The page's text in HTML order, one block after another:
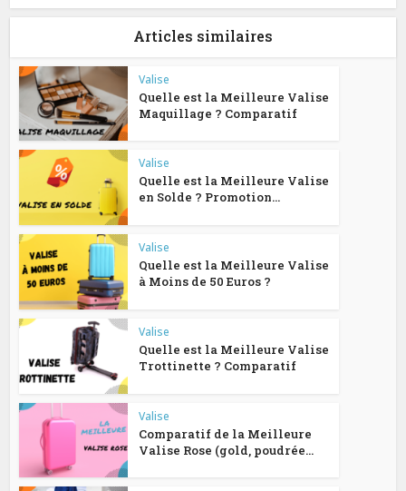
Articles similaires
Valise
Quelle est la Meilleure Valise
Maquillage ? Comparatif
Valise
Quelle est la Meilleure Valise
en Solde ? Promotion...
Valise
Quelle est la Meilleure Valise
à Moins de 50 Euros ?
Valise
Quelle est la Meilleure Valise
Trottinette ? Comparatif
Valise
Comparatif de la Meilleure
Valise Rose (gold, poudrée...